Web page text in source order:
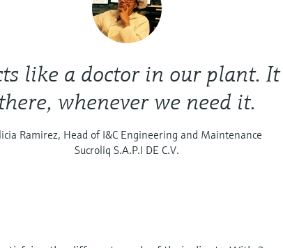
like a doctor in our plant.
whenever we need it.
Ramirez, Head of I&C Engineering and Maintenance
Sucroliq S.A.P.I DE C.V.